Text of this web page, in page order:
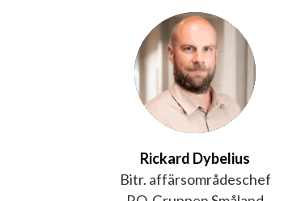
Rickard Dybelius
Bitr. affärsområdeschef